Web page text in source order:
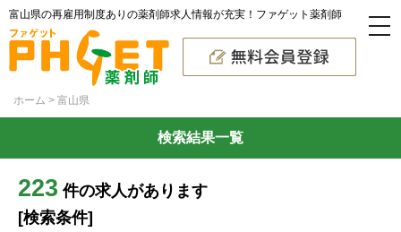
富山県の再雇用制度ありの薬剤師求人情報が充実！ファゲット薬剤師
ホーム 富山県
検索結果一覧
223 件の求人があります
[検索条件]